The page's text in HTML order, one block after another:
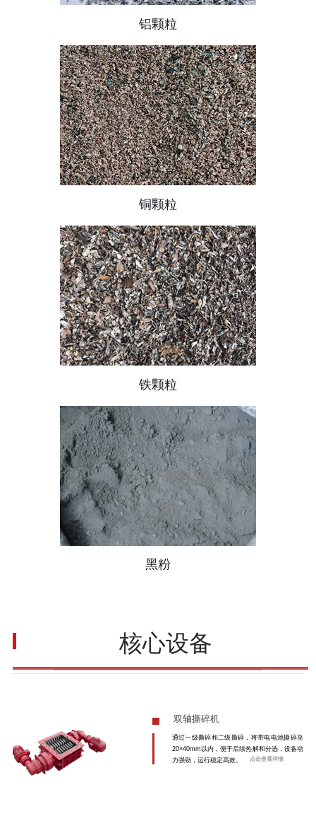
铝颗粒
铜颗粒
铁颗粒
黑粉
核心设备
双轴撕碎机
通过一级撕碎和二级撕碎，将带电电池撕碎至
20×40mm以内，便于后续热解和分选，设备动
力强劲，运行稳定高效。
点击查看详情